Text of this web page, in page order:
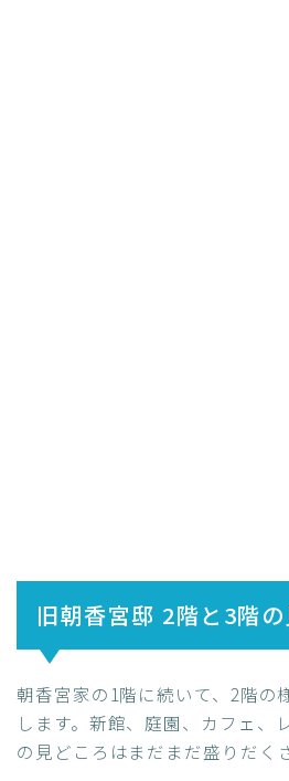
旧朝香宮邸 2階と3階の
朝香宮家の1階に続いて、2階の
します。新館、庭園、カフェ、
の見どころはまだまだ盛りだく